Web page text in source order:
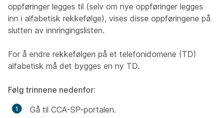
oppføringer legges til (selv om nye oppføringer legges
inn i alfabetisk rekkefølge), vises disse oppføringene på
slutten av innringingslisten.
For å endre rekkefølgen på et telefonidomene (TD)
alfabetisk må det bygges en ny TD.
Følg trinnene nedenfor:
Gå til CCA-SP-portalen.